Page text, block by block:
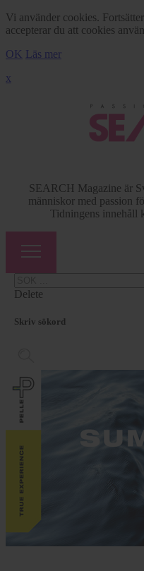
Vi använder cookies.
accepterar du att cookies
OK Läs mer
x
SEARCH Magazine är
människor med passion
Tidningens innehåll
Delete
Skriv sökord